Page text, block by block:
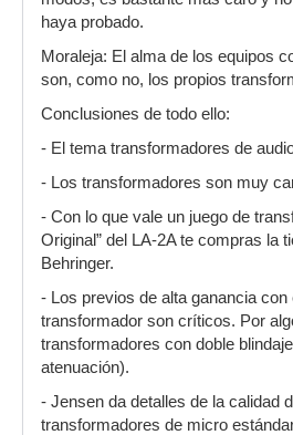
haya probado.
Moraleja: El alma de los equipos
son, como no, los propios
Conclusiones de todo ello:
- El tema transformadores de
- Los transformadores son muy
- Con lo que vale un juego de
Original” del LA-2A te compras la
Behringer.
- Los previos de alta ganancia con
transformador son críticos. Por
transformadores con doble
atenuación).
- Jensen da detalles de la calidad
transformadores de micro